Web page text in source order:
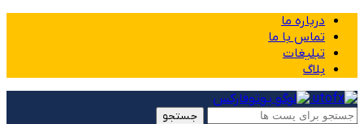
درباره ما
تماس با ما
تبلیغات
بلاگ
جستجو